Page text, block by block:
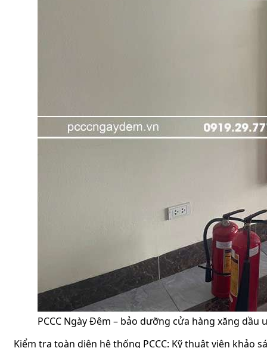
PCCC Ngày Đêm – bảo dưỡng cửa hàng xăng
Kiểm tra toàn diện hệ thống PCCC: Kỹ thuật viên khảo